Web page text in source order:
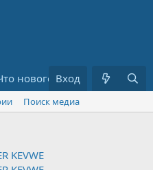
нового? Медиа
Вход
Поиск медиа